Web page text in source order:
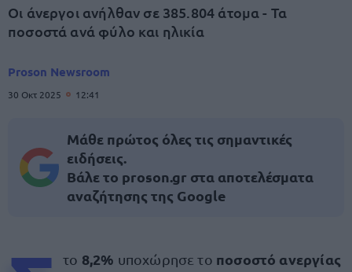
Οι άνεργοι ανήλθαν σε 385.804 άτομα - Τα
ποσοστά ανά φύλο και ηλικία
Proson Newsroom
30 Οκτ 2025 12:41
Μάθε πρώτος όλες τις σημαντικές
ειδήσεις.
Βάλε το proson.gr στα αποτελέσματα
αναζήτησης της Google
το 8,2% υποχώρησε το ποσοστό ανεργίας